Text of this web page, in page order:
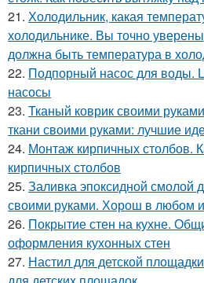
21. Холодильник, какая
холодильнике. Вы точно
должна быть температура в
22. Подпорный насос для воды.
насосы
23. Тканый коврик своими
ткани своими руками: лучшие
24. Монтаж кирпичных столбов.
кирпичных столбов
25. Заливка эпоксидной смолой
своими руками. Хорош в любом
26. Покрытие стен на кухне.
оформления кухонных стен
27. Настил для детской